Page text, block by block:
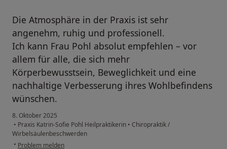
Die Atmosphäre in der Praxis ist sehr
angenehm, ruhig und professionell.
Ich kann Frau Pohl absolut empfehlen – vor
allem für alle, die sich mehr
Körperbewusstsein, Beweglichkeit und eine
nachhaltige Verbesserung ihres Wohlbefindens
wünschen.
8. Oktober 2025
• Praxis Katrin-Sofie Pohl Heilpraktikerin • Chiropraktik /
Wirbelsäulenbeschwerden
• Problem melden